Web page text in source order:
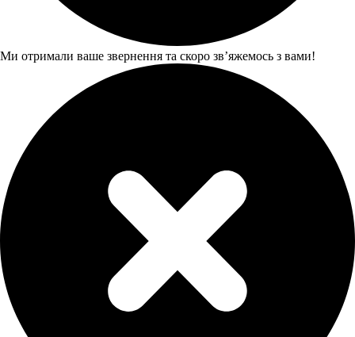
Ми отримали ваше звернення та скоро звʼяжемось з вами!